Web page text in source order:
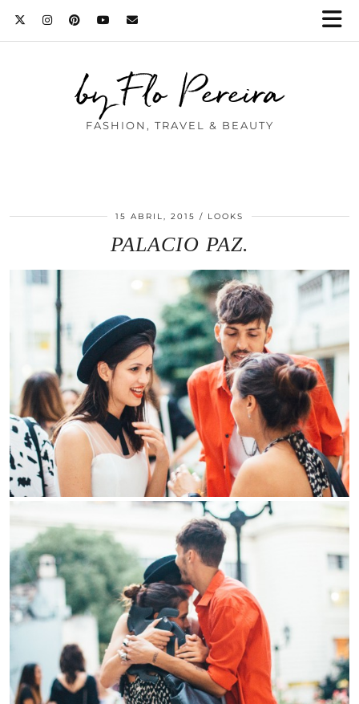
by Flo Pereira
FASHION, TRAVEL & BEAUTY
15 ABRIL, 2015 LOOKS
PALACIO PAZ.